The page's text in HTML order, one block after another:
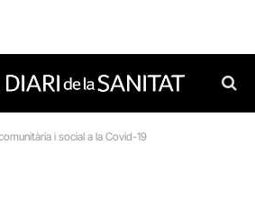
i social a la Covid-19